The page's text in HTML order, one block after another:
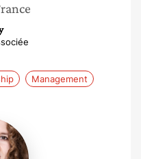
Management